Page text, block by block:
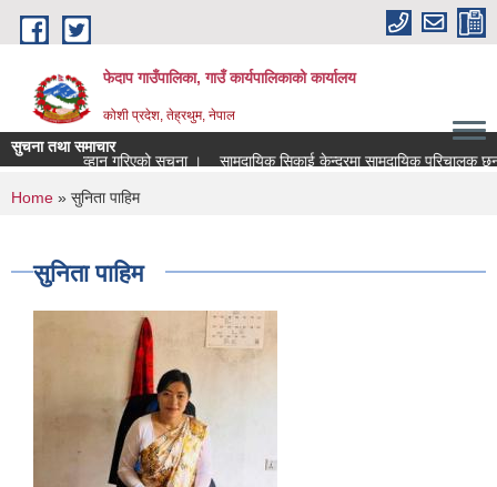
Skip to main content
फेदाप गाउँपालिका, गाउँ कार्यपालिकाको कार्यालय
कोशी प्रदेश, तेह्रथुम, नेपाल
सुचना तथा समाचार
निवेदन आव्हान गरिएको सूचना ।
सामुदायिक सिकाई केन्द्रमा सामुदायिक परिचालक
You are here
Home » सुनिता पाहिम
सुनिता पाहिम